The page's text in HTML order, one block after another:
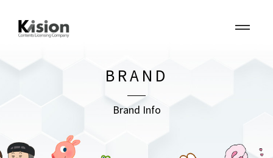
BRAND
Brand Info